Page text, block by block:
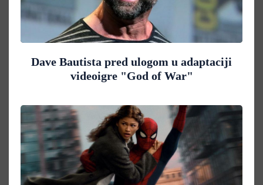
Dave Bautista pred ulogom u adaptaciji
videoigre "God of War"